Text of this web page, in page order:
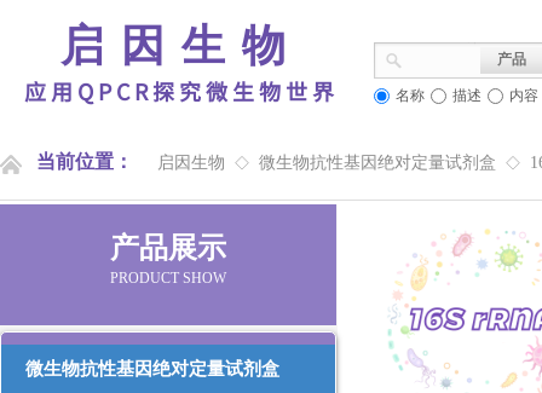
应用QPCR探究微生物世界
启因生物 产品
名称 描述 内容
当前位置： 启因生物 ◇ 微生物抗性基因绝对定量试剂盒 ◇
产品展示
PRODUCT SHOW
微生物抗性基因绝对定量试剂盒